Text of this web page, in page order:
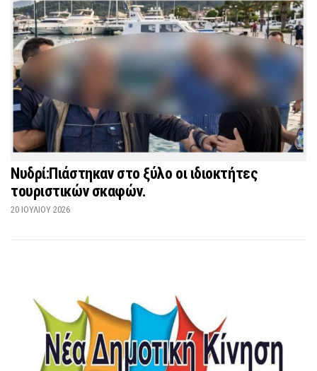
Νυδρί:Πιάστηκαν στο ξύλο οι ιδιοκτήτες
τουριστικών σκαφών.
20 ΙΟΥΛΊΟΥ 2026